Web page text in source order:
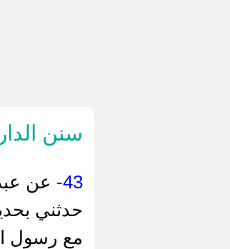
سنن
43-
عن
حدثني
مع رسول